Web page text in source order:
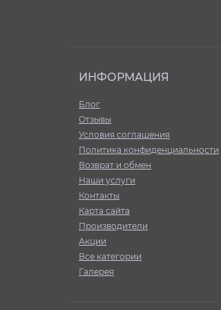
ИНФОРМАЦИЯ
Блог
Отзывы
Условия соглашения
Политика конфиденциальности
Возврат и обмен
Наши услуги
Контакты
Карта сайта
Производители
Акции
Все категории
Галерея